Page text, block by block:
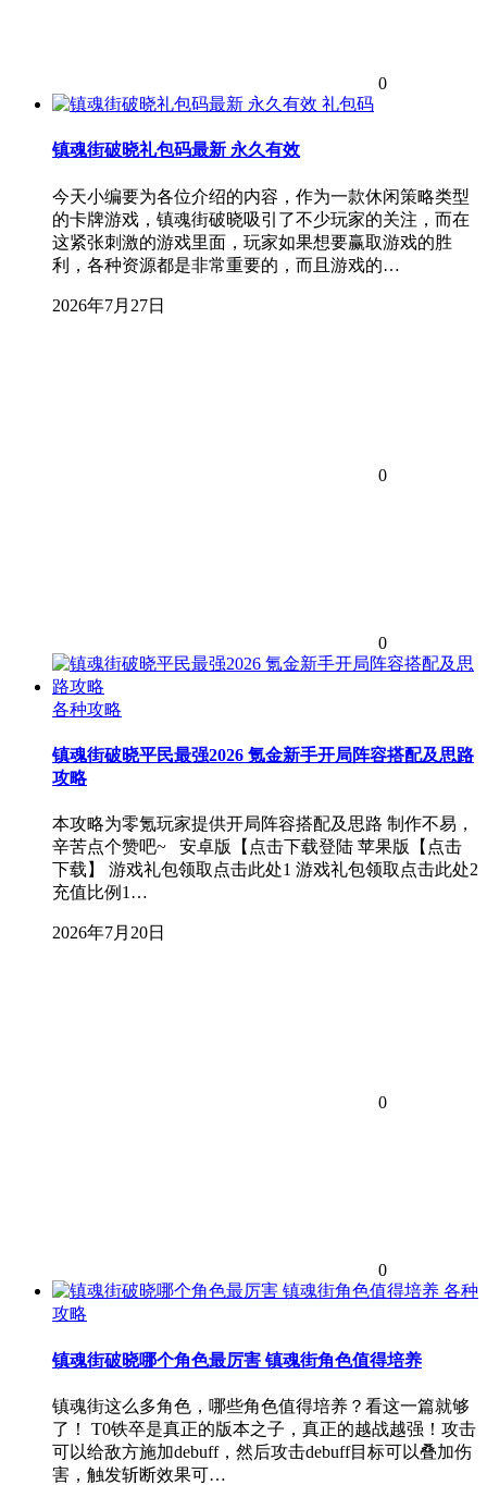
0
礼包码
镇魂街破晓礼包码最新 永久有效
今天小编要为各位介绍的内容，作为一款休闲策略类型
的卡牌游戏，镇魂街破晓吸引了不少玩家的关注，而在
这紧张刺激的游戏里面，玩家如果想要赢取游戏的胜
利，各种资源都是非常重要的，而且游戏的…
2026年7月27日
0
0
各种攻略
镇魂街破晓平民最强2026 氪金新手开局阵容搭配及思路
攻略
本攻略为零氪玩家提供开局阵容搭配及思路 制作不易，
辛苦点个赞吧~ 安卓版【点击下载登陆 苹果版【点击
下载】 游戏礼包领取点击此处1 游戏礼包领取点击此处2
充值比例1…
2026年7月20日
0
0
各种
攻略
镇魂街破晓哪个角色最厉害 镇魂街角色值得培养
镇魂街这么多角色，哪些角色值得培养？看这一篇就够
了！ T0铁卒是真正的版本之子，真正的越战越强！攻击
可以给敌方施加debuff，然后攻击debuff目标可以叠加伤
害，触发斩断效果可…